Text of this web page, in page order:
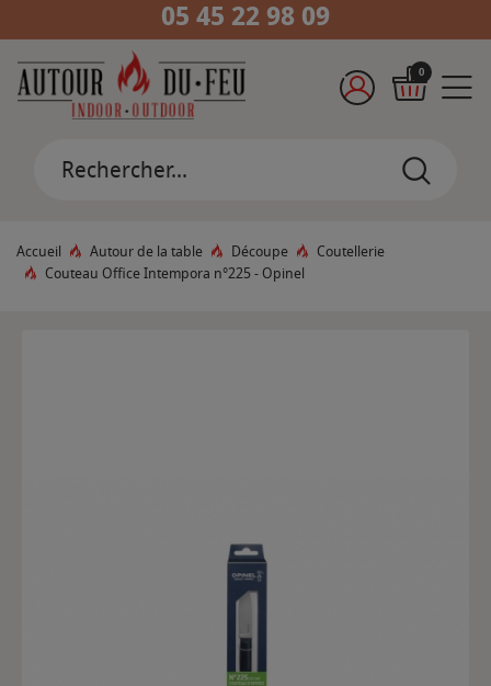
05 45 22 98 09
0
Accueil Autour de la table Découpe
Coutellerie
Couteau Office Intempora n°225 - Opinel